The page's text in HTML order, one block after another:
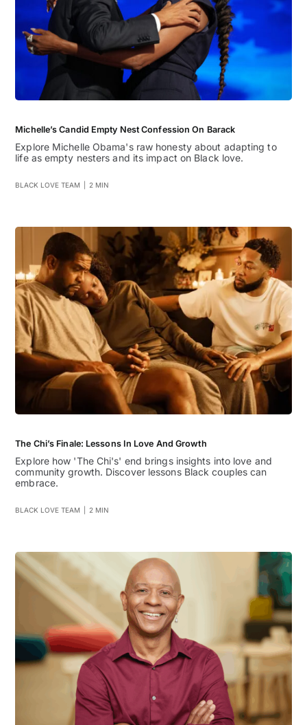
Michelle’s Candid Empty Nest Confession On Barack
Explore Michelle Obama's raw honesty about adapting to
life as empty nesters and its impact on Black love.
BLACK LOVE TEAM 2 MIN
The Chi’s Finale: Lessons In Love And Growth
Explore how 'The Chi's' end brings insights into love and
community growth. Discover lessons Black couples can
embrace.
BLACK LOVE TEAM 2 MIN